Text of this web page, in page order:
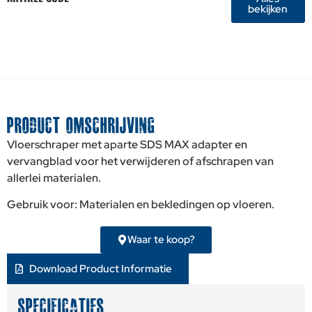
bekijken
PRODUCT OMSCHRIJVING
Vloerschraper met aparte SDS MAX adapter en
vervangblad voor het verwijderen of afschrapen van
allerlei materialen.
Gebruik voor: Materialen en bekledingen op vloeren.
Waar te koop?
Download Product Informatie
SPECIFICATIES